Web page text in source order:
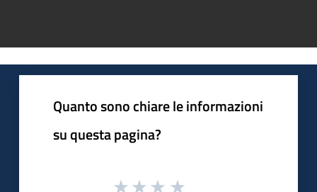
Quanto sono chiare le informazioni
su questa pagina?